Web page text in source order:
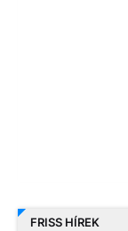
FRISS HÍREK